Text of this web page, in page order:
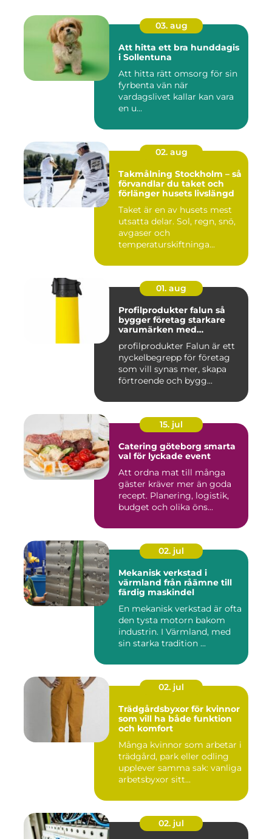
03. aug
Att hitta ett bra hunddagis
i Sollentuna
Att hitta rätt omsorg för sin
fyrbenta vän när
vardagslivet kallar kan vara
en u...
02. aug
Takmålning Stockholm – så
förvandlar du taket och
förlänger husets livslängd
Taket är en av husets mest
utsatta delar. Sol, regn, snö,
avgaser och
temperaturskiftninga...
01. aug
Profilprodukter falun så
bygger företag starkare
varumärken med
profilprodukter Falun är ett
nyckelbegrepp för företag
som vill synas mer, skapa
förtroende och bygg...
15. jul
Catering göteborg smarta
val för lyckade event
Att ordna mat till många
gäster kräver mer än goda
recept. Planering, logistik,
budget och olika öns...
02. jul
Mekanisk verkstad i
värmland från råämne till
färdig maskindel
En mekanisk verkstad är ofta
den tysta motorn bakom
industrin. I Värmland, med
sin starka tradition ...
02. jul
Trädgårdsbyxor för kvinnor
som vill ha både funktion
och komfort
Många kvinnor som arbetar i
trädgård, park eller odling
upplever samma sak: vanliga
arbetsbyxor sitt...
02. jul